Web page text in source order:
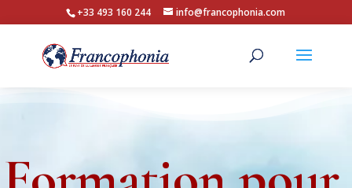
+33 493 160 244 info@francophonia.com